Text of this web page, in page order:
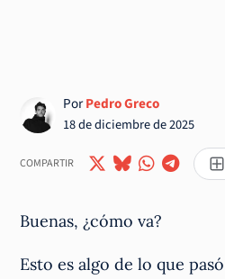
PorPedro Greco
18 de diciembre de 2025
COMPARTIR
Buenas, ¿cómo va?
Esto es algo de lo que